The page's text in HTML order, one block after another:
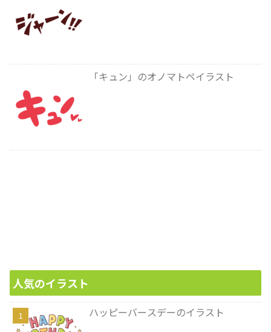
「キュン」のオノマトペイラスト
人気のイラスト
ハッピーバースデーのイラスト